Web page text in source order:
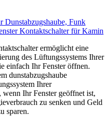
Dunstabzugshaube, Funk
Kontaktschalter für Kamin
ermöglicht eine
des Lüftungssystems Ihrer
einfach Ihr Fenster öffnen.
dunstabzugshaube
Ihrer
wenn Ihr Fenster geöffnet ist,
zu senken und Geld
sparen.